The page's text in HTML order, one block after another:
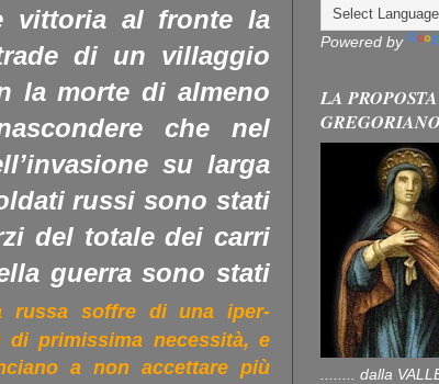
vittoria al fronte la
di un villaggio
la morte di almeno
che nel
su larga
russi sono stati
del totale dei carri
guerra sono stati
russa soffre di una iper-
di primissima necessità, e
a non accettare più
Powered by
LA
........ dalla